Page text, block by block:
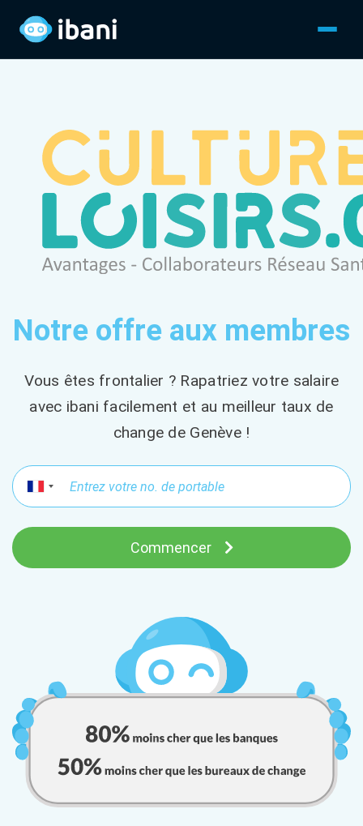
Notre offre aux membres
Vous êtes frontalier ? Rapatriez votre salaire
avec ibani facilement et au meilleur taux de
change de Genève !
Commencer